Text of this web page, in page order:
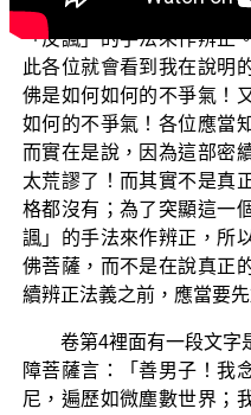
了這個六字咒。因為事相
「反諷」的手法來作辨正
此各位就會看到我在說明
佛是如何如何的不爭氣！
如何的不爭氣！各位應當
而實在是說，因為這部密
太荒謬了！而其實不是真
格都沒有；為了突顯這一
諷」的手法來作辨正，所
佛菩薩，而不是在說真正
續辨正法義之前，應當要
卷第4裡面有一段文字
障菩薩言：「善男子！我
尼，遍歷如微塵數世界；